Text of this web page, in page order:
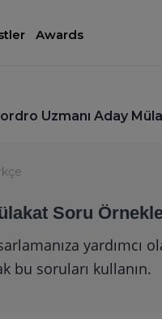
Awards
Uzmanı Aday
Soru
yardımcı
bu soruları kullanın.